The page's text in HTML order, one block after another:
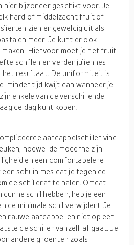
hier bijzonder geschikt voor. Je
hard of middelzacht fruit of
zien er geweldig uit als
en meer. Je kunt er ook
maken. Hiervoor moet je het fruit
schillen en verder juliennes
het resultaat. De uniformiteit is
minder tijd kwijt dan wanneer je
enkele van de verschillende
de dag kunt kopen.
aardappelschiller vind
hoewel de moderne zijn
en een comfortabelere
schuin mes dat je tegen de
de schil eraf te halen. Omdat
schil hebben, heb je een
de minimale schil verwijdert. Je
rauwe aardappel en niet op een
de schil er vanzelf af gaat. Je
andere groenten zoals